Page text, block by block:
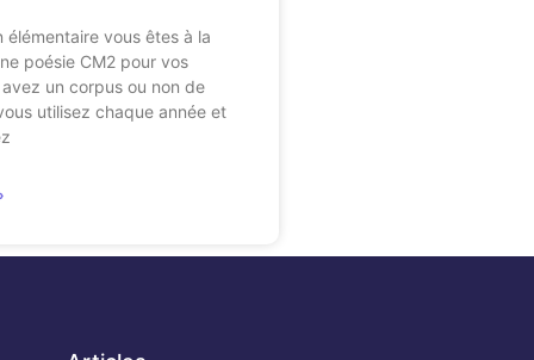
élémentaire vous êtes à la
poésie CM2 pour vos
avez un corpus ou non de
utilisez chaque année et